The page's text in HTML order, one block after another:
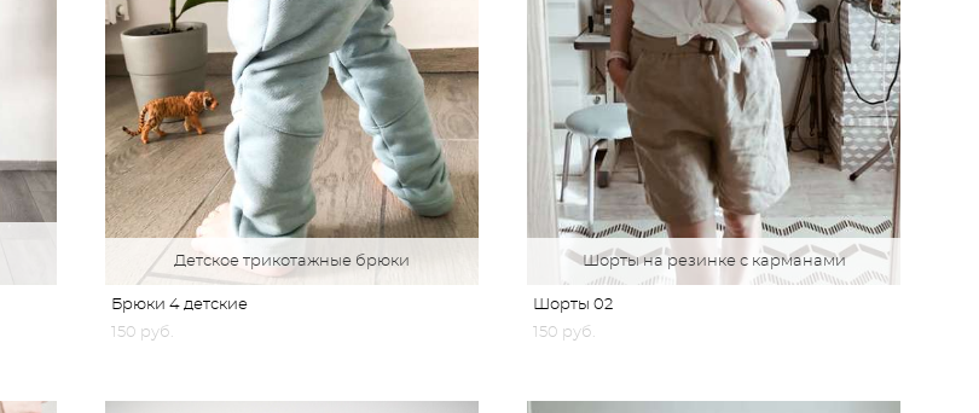
Детское трикотажные брюки
Брюки 4 детские
150 pуб.
Шорты на резинке с карманами
Шорты 02
150 pуб.